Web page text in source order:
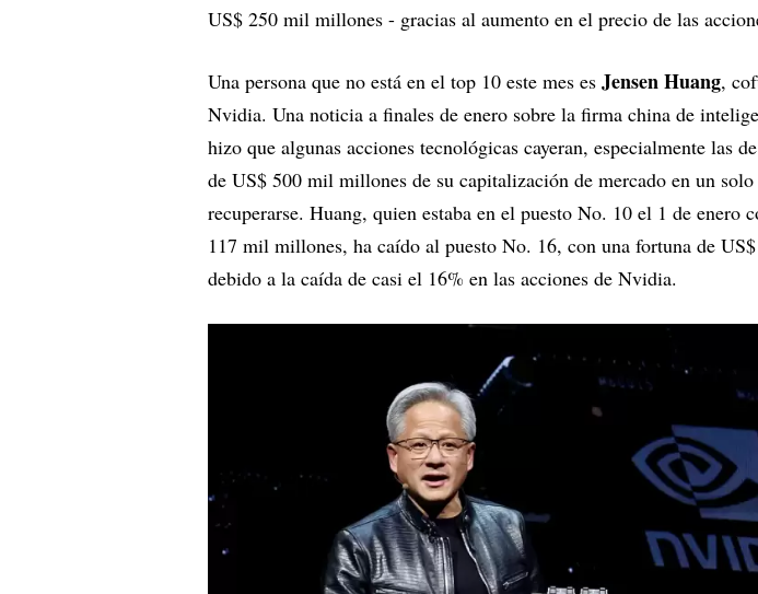
US$ 250 mil millones - gracias al aumento en el precio de las
Una persona que no está en el top 10 este mes es Jensen Huang,
Nvidia. Una noticia a finales de enero sobre la firma china de
hizo que algunas acciones tecnológicas cayeran, especialmente las
de US$ 500 mil millones de su capitalización de mercado en un solo
recuperarse. Huang, quien estaba en el puesto No. 10 el 1 de enero
117 mil millones, ha caído al puesto No. 16, con una fortuna de
debido a la caída de casi el 16% en las acciones de Nvidia.